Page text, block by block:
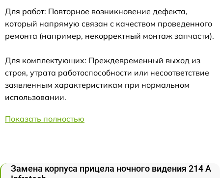
Для работ: Повторное возникновение дефекта,
который напрямую связан с качеством проведенного
ремонта (например, некорректный монтаж запчасти).
Для комплектующих: Преждевременный выход из
строя, утрата работоспособности или несоответствие
заявленным характеристикам при нормальном
использовании.
Показать полностью
Замена корпуса прицела ночного видения 214 А